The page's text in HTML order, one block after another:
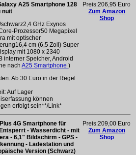
A25 Smartphone 128
nuit
GHz Exynos
Prozessor50 Megapixel
mit optischer
cm (6,5 Zoll) Super
mit 1080 x 2340
interner Speicher, Android
nach A25 Smartphone )
Ab 30 Euro in der Regel
Auf Lager
können
erfolgt sein**/Link*
Preis:206,95 Euro
Zum Amazon
Shop
4G Smartphone für
- Wasserdicht - mit
- 6,1" Bildschirm - GPS -
- Ladestation und
Version (Schwarz)
Preis:209,00 Euro
Zum Amazon
Shop